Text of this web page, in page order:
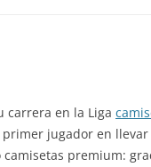
carrera en la Liga
jugador en
camisetas premium: